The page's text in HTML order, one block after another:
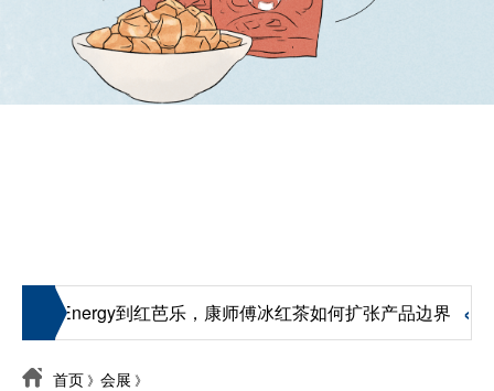
从Energy到红芭乐，康师傅冰红茶如何扩张产品边界 «
首页 》 会展 》